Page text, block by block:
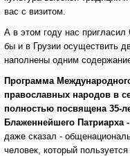
вас с визитом.
А в этом году нас
бы и в Грузии осуществить
наполнены одним
Программа
православных народов в
полностью посвящена 35-
Блаженнейшего Патриарха -
даже сказал -
человек, который